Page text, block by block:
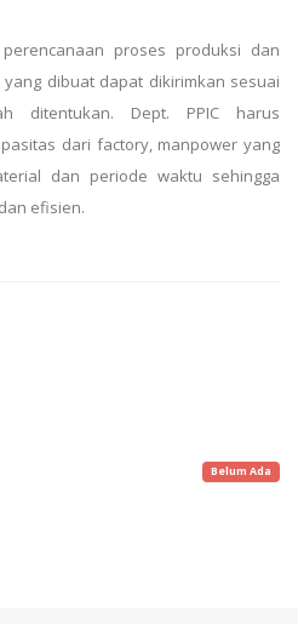
proses produksi dan
dibuat dapat dikirimkan sesuai
ditentukan. Dept. PPIC harus
dari factory, manpower yang
dan periode waktu sehingga
efisien.
Belum Ada